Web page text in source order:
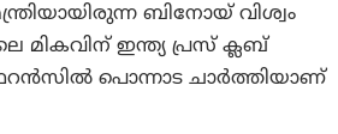
ബിനോയ് വിശ്വം
മികവിന് ഇന്ത്യ പ്രസ് ക്ലബ്
പൊന്നാട ചാര്‍ത്തിയാണ്